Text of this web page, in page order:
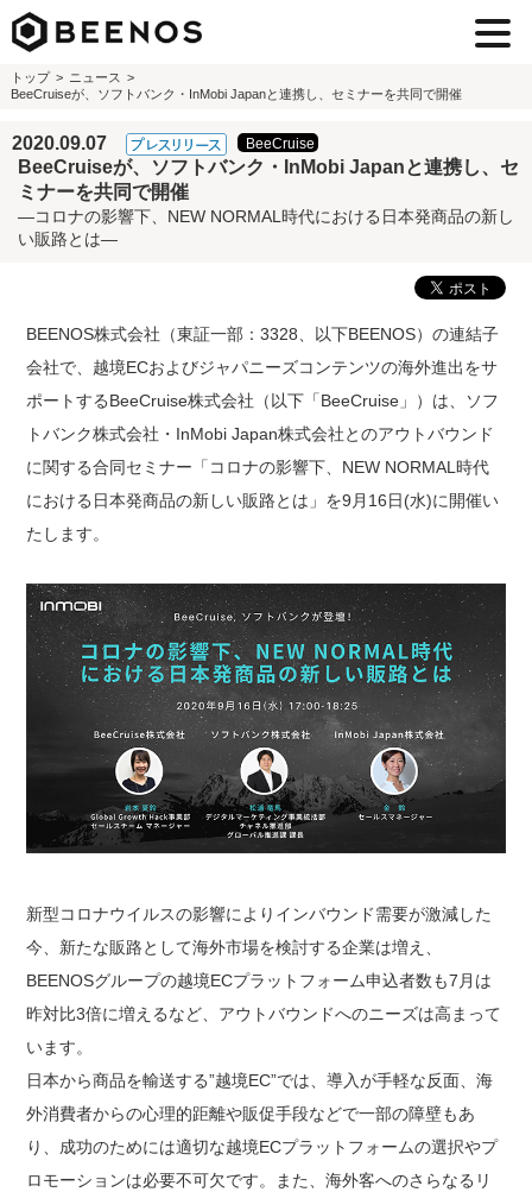
トップ
ニュース
BeeCruiseが、ソフトバンク・InMobi Japanと連携し、セミナーを共同で開催
2020.09.07
BeeCruiseが、ソフトバンク・InMobi Japanと連携し、セ
ミナーを共同で開催
―コロナの影響下、NEW NORMAL時代における日本発商品の新し
い販路とは―
BEENOS株式会社（東証一部：3328、以下BEENOS）の連結子
会社で、越境ECおよびジャパニーズコンテンツの海外進出をサ
ポートするBeeCruise株式会社（以下「BeeCruise」）は、ソフ
トバンク株式会社・InMobi Japan株式会社とのアウトバウンド
に関する合同セミナー「コロナの影響下、NEW NORMAL時代
における日本発商品の新しい販路とは」を9月16日(水)に開催い
たします。
新型コロナウイルスの影響によりインバウンド需要が激減した
今、新たな販路として海外市場を検討する企業は増え、
BEENOSグループの越境ECプラットフォーム申込者数も7月は
昨対比3倍に増えるなど、アウトバウンドへのニーズは高まって
います。
日本から商品を輸送する”越境EC”では、導入が手軽な反面、海
外消費者からの心理的距離や販促手段などで一部の障壁もあ
り、成功のためには適切な越境ECプラットフォームの選択やプ
ロモーションは必要不可欠です。また、海外客へのさらなるリ